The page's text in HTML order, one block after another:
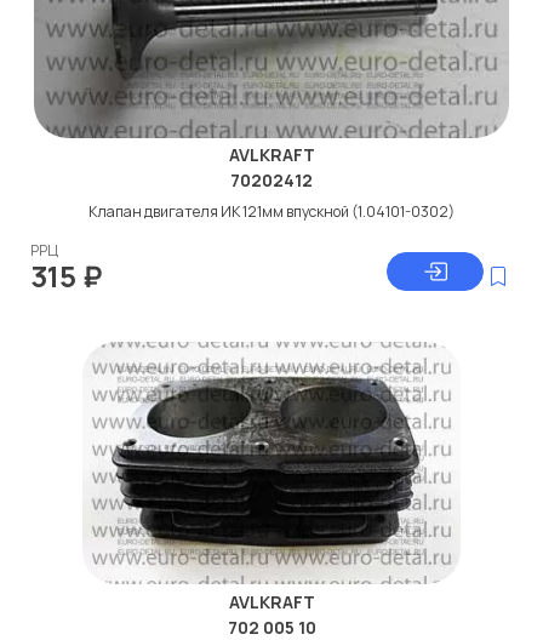
AVLKRAFT
70202412
Клапан двигателя ИК 121мм впускной (1.04101-0302)
РРЦ
315 ₽
AVLKRAFT
702 005 10